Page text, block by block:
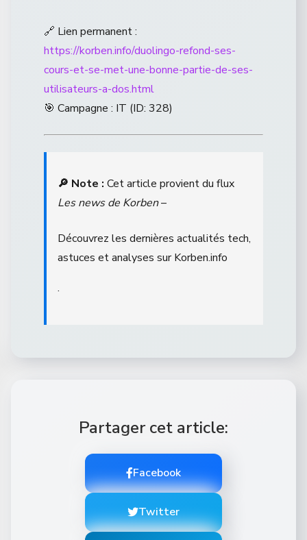
🔗 Lien permanent :
https://korben.info/duolingo-refond-ses-
cours-et-se-met-une-bonne-partie-de-ses-
utilisateurs-a-dos.html
🎯 Campagne : IT (ID: 328)
🔎 Note : Cet article provient du flux
Les news de Korben–
Découvrez les dernières actualités tech,
astuces et analyses sur Korben.info
.
Partager cet article:
Facebook
Twitter